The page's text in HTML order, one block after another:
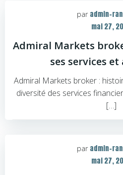
par admin-
mai 27,
Admiral Markets
ses services
Admiral Markets broker :
diversité des services
[…]
par admin-
mai 27,